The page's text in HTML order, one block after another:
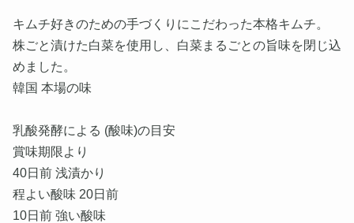
キムチ好きのための手づくりにこだわった本格キムチ。
株ごと漬けた白菜を使用し、白菜まるごとの旨味を閉じ込
めました。
韓国 本場の味
乳酸発酵による (酸味)の目安
賞味期限より
40日前 浅漬かり
程よい酸味 20日前
10日前 強い酸味